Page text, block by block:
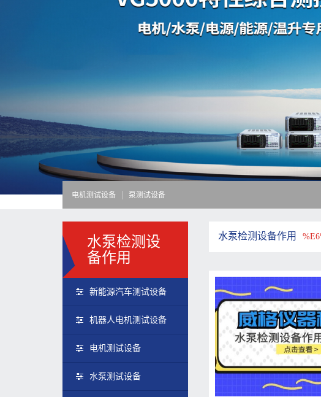
电机测试设备 泵测试设备
水泵检测设
备作用
新能源汽车测试设备
机器人电机测试设备
电机测试设备
水泵测试设备
水泵检测设备作用